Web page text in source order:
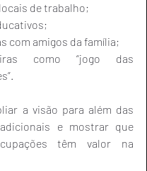
de trabalho;
com amigos da família;
como “jogo das
a visão para além das
e mostrar que
têm valor na